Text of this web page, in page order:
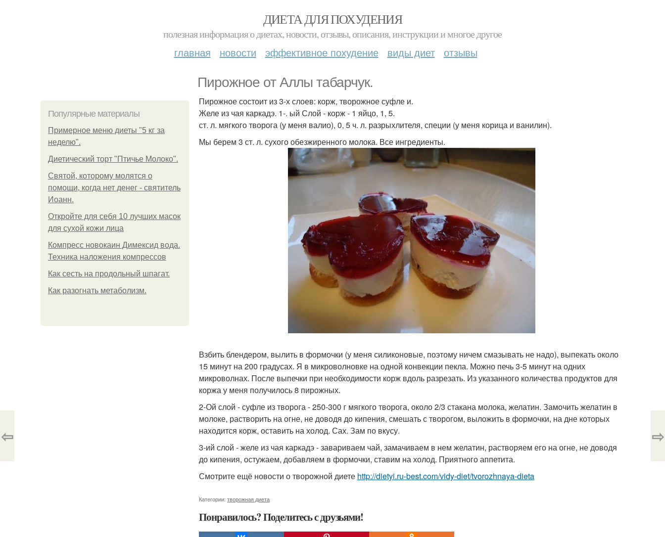
ДИЕТА ДЛЯ ПОХУДЕНИЯ
полезная информация о диетах, новости, отзывы, описания, инструкции и многое другое
главная новости эффективное похудение виды диет отзывы
Пирожное от Аллы табарчук.
Популярные материалы
Примерное меню диеты "5 кг за
неделю".
Диетический торт "Птичье Молоко".
Святой, которому молятся о
помощи, когда нет денег - святитель
Иоанн.
Откройте для себя 10 лучших масок
для сухой кожи лица
Компресс новокаин Димексид вода.
Техника наложения компрессов
Как сесть на продольный шпагат.
Как разогнать метаболизм.
Пирожное состоит из 3-х слоев: корж, творожное суфле и.
Желе из чая каркадэ. 1-. ый Слой - корж - 1 яйцо, 1, 5.
ст. л. мягкого творога (у меня валио), 0, 5 ч. л. разрыхлителя, специи (у меня корица и ванилин).
Мы берем 3 ст. л. сухого обезжиренного молока. Все ингредиенты.
Взбить блендером, вылить в формочки (у меня силиконовые, поэтому ничем смазывать не надо), выпекать около
15 минут на 200 градусах. Я в микроволновке на одной конвекции пекла. Можно печь 3-5 минут на одних
микроволнах. После выпечки при необходимости корж вдоль разрезать. Из указанного количества продуктов для
коржа у меня получилось 8 пирожных.
2-Ой слой - суфле из творога - 250-300 г мягкого творога, около 2/3 стакана молока, желатин. Замочить желатин в
молоке, растворить на огне, не доводя до кипения, смешать с творогом, выложить в формочки, на дне которых
находится корж, оставить на холод. Сах. Зам по вкусу.
3-ий слой - желе из чая каркадэ - завариваем чай, замачиваем в нем желатин, растворяем его на огне, не доводя
до кипения, остужаем, добавляем в формочки, ставим на холод. Приятного аппетита.
Смотрите ещё новости о творожной диете http://dietyi.ru-best.com/vidy-diet/tvorozhnaya-dieta
Категории: творожная диета
Понравилось? Поделитесь с друзьями!
⇦ ⇨